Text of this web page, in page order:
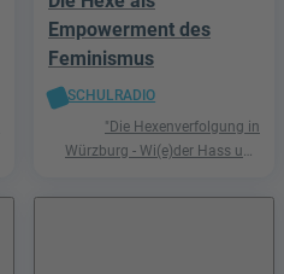
Empowerment des
Feminismus
SCHULRADIO
"Die Hexenverfolgung in
Würzburg - Wi(e)der Hass und